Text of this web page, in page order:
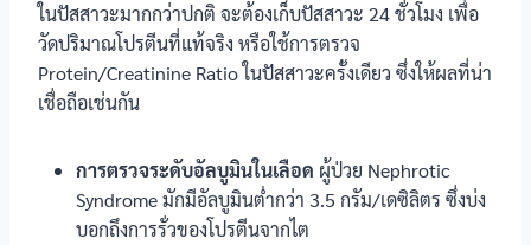
ในปัสสาวะมากกว่าปกติ จะต้องเก็บปัสสาวะ 24 ชั่วโมง เพื่อ
วัดปริมาณโปรตีนที่แท้จริง หรือใช้การตรวจ
Protein/Creatinine Ratio ในปัสสาวะครั้งเดียว ซึ่งให้ผลที่น่า
เชื่อถือเช่นกัน
การตรวจระดับอัลบูมินในเลือด ผู้ป่วย Nephrotic
Syndrome มักมีอัลบูมินต่ำกว่า 3.5 กรัม/เดซิลิตร ซึ่งบ่ง
บอกถึงการรั่วของโปรตีนจากไต